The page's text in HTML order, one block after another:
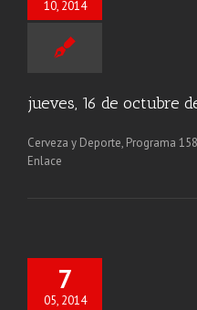
10, 2014
jueves, 16 de octubre
Cerveza y Deporte, Programa
Enlace
7
05, 2014